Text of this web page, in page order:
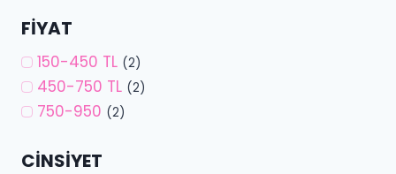
FIYAT
150-450 TL (2)
450-750 TL (2)
750-950 (2)
CINSIYET